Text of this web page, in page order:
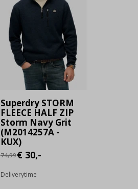
Superdry STORM
FLEECE HALF ZIP
Storm Navy Grit
(M2014257A -
KUX)
74,99€ 30,-
Deliverytime